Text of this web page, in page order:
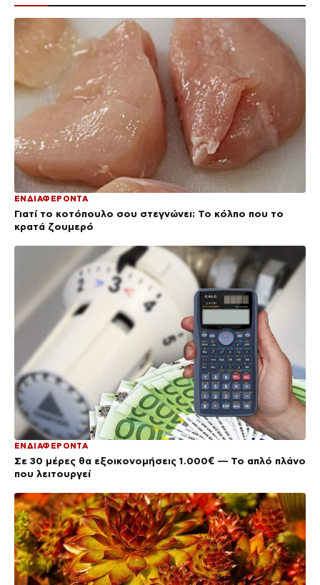
ΕΝΔΙΑΦΕΡΟΝΤΑ
Γιατί το κοτόπουλο σου στεγνώνει; Το κόλπο που το
κρατά ζουμερό
ΕΝΔΙΑΦΕΡΟΝΤΑ
Σε 30 μέρες θα εξοικονομήσεις 1.000€ — Το απλό πλάνο
που λειτουργεί